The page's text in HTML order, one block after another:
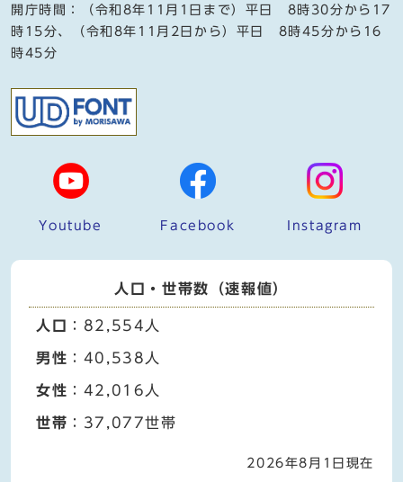
開庁時間：（令和8年11月1日まで）平日 8時30分から17
時15分、（令和8年11月2日から）平日 8時45分から16
時45分
Youtube Facebook Instagram
人口・世帯数（速報値）
人口 ：82,554人
男性 ：40,538人
女性 ：42,016人
世帯 ：37,077世帯
2026年8月1日現在